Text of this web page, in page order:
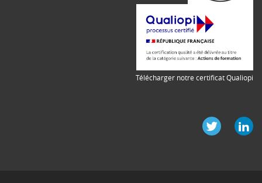
Télécharger notre certificat Qualiopi